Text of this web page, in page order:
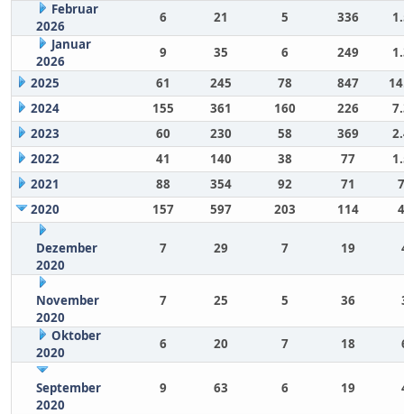
Februar
2026
6 21 5 336
Januar
2026
9 35 6 249
2025
61 245 78 847
2024
155 361 160 226
2023
60 230 58 369
2022
41 140 38 77
2021
88 354 92 71
2020
157 597 203 114
Dezember
2020
7 29 7 19
November
2020
7 25 5 36
Oktober
2020
6 20 7 18
September
2020
9 63 6 19